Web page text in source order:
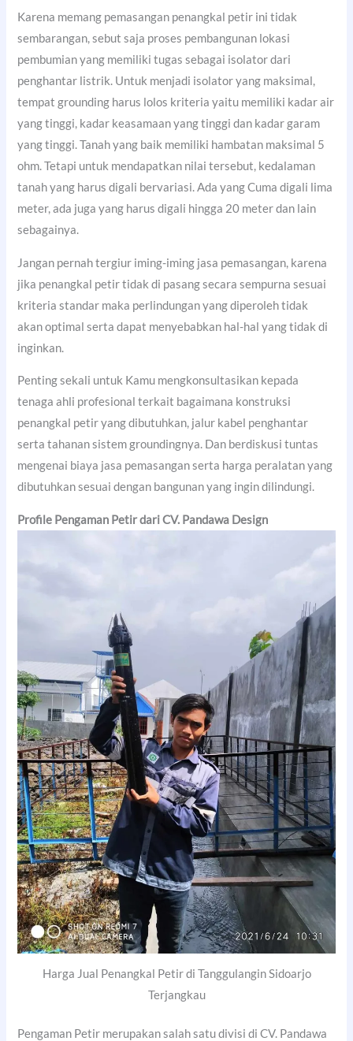
Karena memang pemasangan penangkal petir ini tidak
sembarangan, sebut saja proses pembangunan lokasi
pembumian yang memiliki tugas sebagai isolator dari
penghantar listrik. Untuk menjadi isolator yang maksimal,
tempat grounding harus lolos kriteria yaitu memiliki kadar air
yang tinggi, kadar keasamaan yang tinggi dan kadar garam
yang tinggi. Tanah yang baik memiliki hambatan maksimal 5
ohm. Tetapi untuk mendapatkan nilai tersebut, kedalaman
tanah yang harus digali bervariasi. Ada yang Cuma digali lima
meter, ada juga yang harus digali hingga 20 meter dan lain
sebagainya.
Jangan pernah tergiur iming-iming jasa pemasangan, karena
jika penangkal petir tidak di pasang secara sempurna sesuai
kriteria standar maka perlindungan yang diperoleh tidak
akan optimal serta dapat menyebabkan hal-hal yang tidak di
inginkan.
Penting sekali untuk Kamu mengkonsultasikan kepada
tenaga ahli profesional terkait bagaimana konstruksi
penangkal petir yang dibutuhkan, jalur kabel penghantar
serta tahanan sistem groundingnya. Dan berdiskusi tuntas
mengenai biaya jasa pemasangan serta harga peralatan yang
dibutuhkan sesuai dengan bangunan yang ingin dilindungi.
Profile Pengaman Petir dari CV. Pandawa Design
Harga Jual Penangkal Petir di Tanggulangin Sidoarjo
Terjangkau
Pengaman Petir merupakan salah satu divisi di CV. Pandawa